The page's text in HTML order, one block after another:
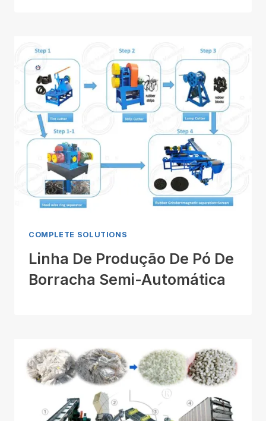
COMPLETE SOLUTIONS
Linha De Produção De Pó De
Borracha Semi-Automática